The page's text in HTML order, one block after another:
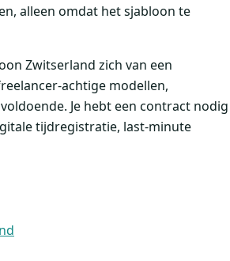
alleen omdat het sjabloon te
Zwitserland zich van een
achtige modellen,
Je hebt een contract nodig
tijdregistratie, last-minute